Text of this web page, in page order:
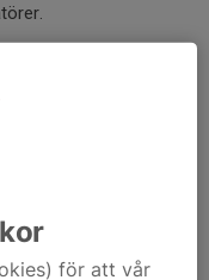
för att vår